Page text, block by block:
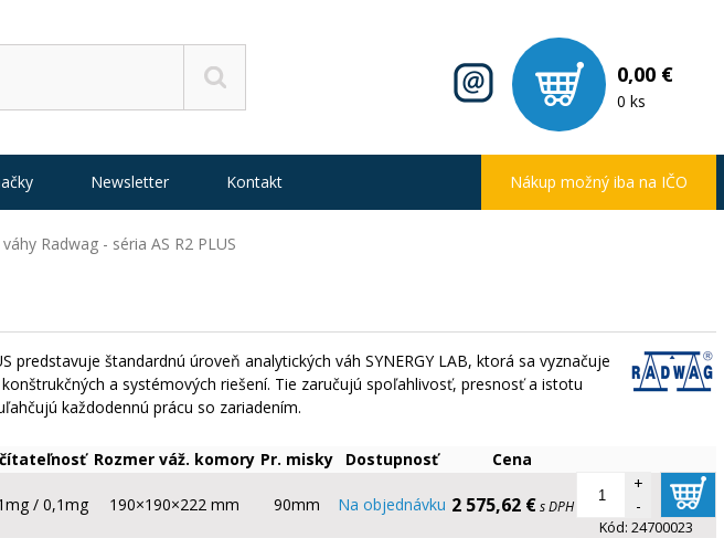
0,00 €
0 ks
Radwag - séria AS R2 PLUS
predstavuje štandardnú úroveň analytických váh SYNERGY LAB, ktorá sa vyznačuje
a systémových riešení. Tie zaručujú spoľahlivosť, presnosť a istotu
každodennú prácu so zariadením.
Rozmer váž. komory Pr. misky Dostupnosť Cena
/ 0,1mg 190×190×222 mm 90mm Na objednávku 2 575,62 € s DPH
+
-
Kód: 24700023
Newsletter Kontakt Nákup možný iba na IČO